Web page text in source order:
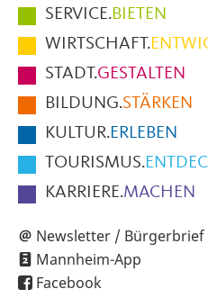
Hauptmenüpunkte
im
Fußbereich
der
Seite
SERVICE.BIETEN
WIRTSCHAFT.
STADT.GESTALTEN
BILDUNG.STÄRKEN
KULTUR.ERLEBEN
TOURISMUS.
KARRIERE.MACHEN
Newsletter / Bürgerbrief
Mannheim-App
Facebook